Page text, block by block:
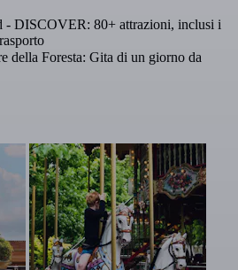
- DISCOVER: 80+ attrazioni, inclusi i
della Foresta: Gita di un giorno da